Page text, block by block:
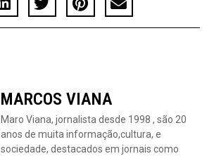
MARCOS VIANA
Maro Viana, jornalista desde 1998 , são 20
anos de muita informação,cultura, e
sociedade, destacados em jornais como